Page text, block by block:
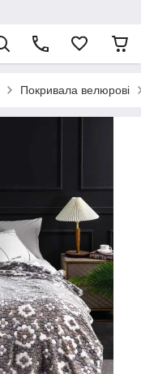
Покривала велюрові